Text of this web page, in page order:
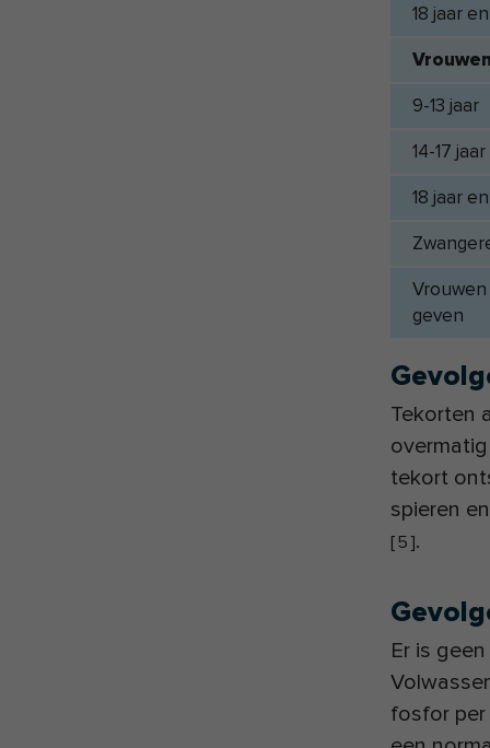
18 jaar
9-13 jaar
14-17 jaar
18 jaar
geven
Tekorten
tekort
spieren
[5].
Er is
fosfor